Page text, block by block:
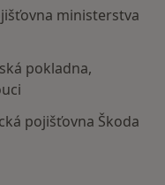
ministerstva
pokladna,
pojišťovna Škoda